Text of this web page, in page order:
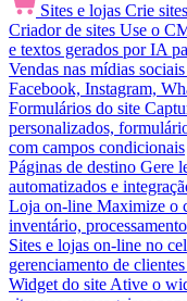
Sites e lojas Crie
Criador de sites Use o
e textos gerados por IA
Vendas nas mídias sociais
Facebook, Instagram,
Formulários do site
personalizados,
com campos condicionais
Páginas de destino Gere
automatizados e
Loja on-line Maximize o
inventário,
Sites e lojas on-line no
gerenciamento de
Widget do site Ative o